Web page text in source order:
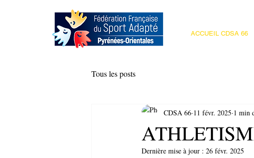
ACCUEIL CDSA 66
Tous les posts
CDSA 66 11 févr. 2025 1 min
Dernière mise à jour : 26 févr. 2025